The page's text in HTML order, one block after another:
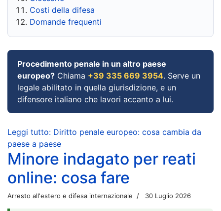
Costi della difesa
Domande frequenti
Procedimento penale in un altro paese
europeo? Chiama +39 335 669 3954. Serve un
legale abilitato in quella giurisdizione, e un
difensore italiano che lavori accanto a lui.
Leggi tutto: Diritto penale europeo: cosa cambia da
paese a paese
Minore indagato per reati
online: cosa fare
Arresto all'estero e difesa internazionale 30 Luglio 2026